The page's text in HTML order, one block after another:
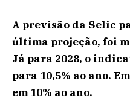
A previsão da Selic
última projeção, foi
Já para 2028, o
para 10,5% ao ano.
em 10% ao ano.